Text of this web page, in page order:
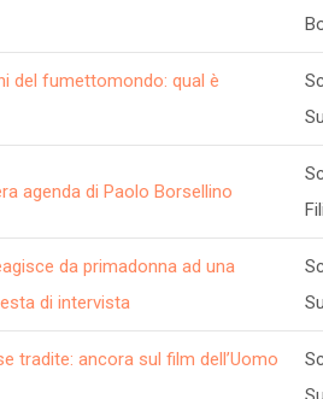
del fumettomondo: qual è
agenda di Paolo Borsellino
da primadonna ad una
di intervista
tradite: ancora sul film dell’Uomo